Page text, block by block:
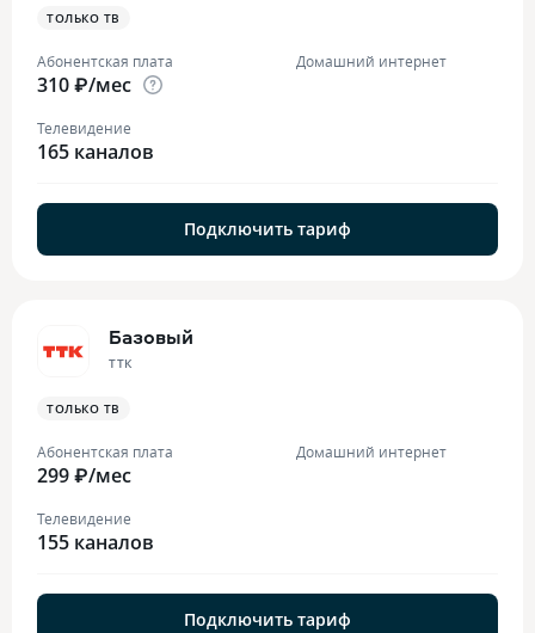
ТОЛЬКО ТВ
Абонентская плата
310 ₽/мес
Домашний интернет
Телевидение
165 каналов
Подключить тариф
Базовый
ТТК
ТОЛЬКО ТВ
Абонентская плата
299 ₽/мес
Домашний интернет
Телевидение
155 каналов
Подключить тариф